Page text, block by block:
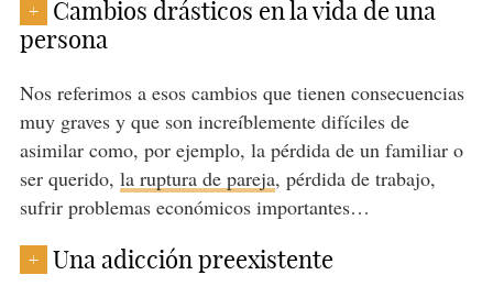
+
Cambios drásticos en la vida de una
persona
Nos referimos a esos cambios que tienen consecuencias
muy graves y que son increíblemente difíciles de
asimilar como, por ejemplo, la pérdida de un familiar o
ser querido, la ruptura de pareja, pérdida de trabajo,
sufrir problemas económicos importantes…
+ Una adicción preexistente